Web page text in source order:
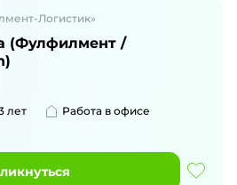
Логистик»
(Фулфилмент /
лет
Работа в офисе